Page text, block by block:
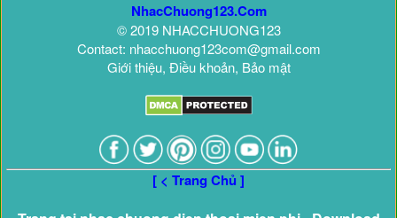
NhacChuong123.Com
© 2019 NHACCHUONG123
Contact: nhacchuong123com@gmail.com
Giới thiệu, Điều khoản, Bảo mật
[ < Trang Chủ ]